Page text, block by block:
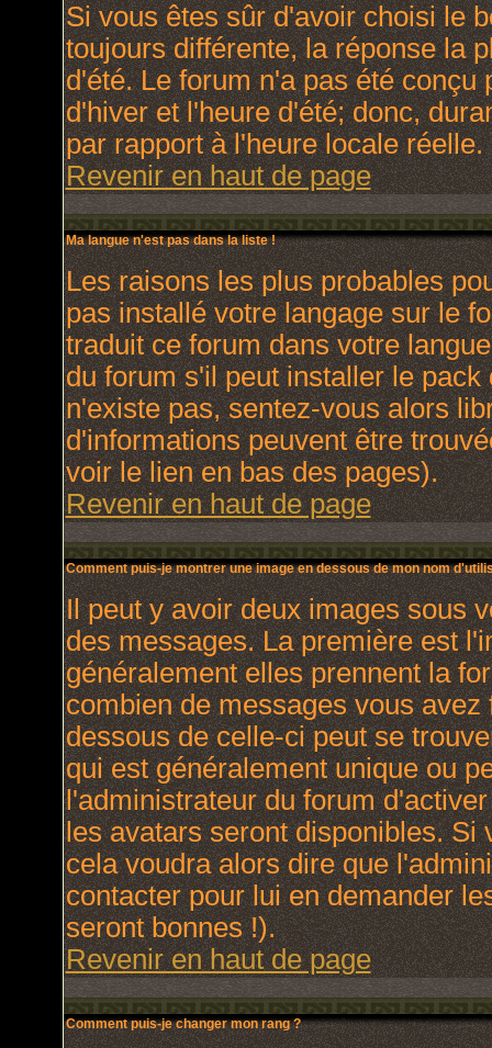
Si vous êtes sûr d'avoir choisi le
toujours différente, la réponse la
d'été. Le forum n'a pas été
d'hiver et l'heure d'été; donc,
par rapport à l'heure locale réelle.
Revenir en haut de page
Ma langue n'est pas dans la liste !
Les raisons les plus probables
pas installé votre langage sur le
traduit ce forum dans votre
du forum s'il peut installer le
n'existe pas, sentez-vous alors
d'informations peuvent être
voir le lien en bas des pages).
Revenir en haut de page
Comment puis-je montrer une image en dessous de mon nom
Il peut y avoir deux images sous
des messages. La première est
généralement elles prennent la
combien de messages vous
dessous de celle-ci peut se
qui est généralement unique ou
l'administrateur du forum
les avatars seront disponibles. Si
cela voudra alors dire que
contacter pour lui en demander
seront bonnes !).
Revenir en haut de page
Comment puis-je changer mon rang ?